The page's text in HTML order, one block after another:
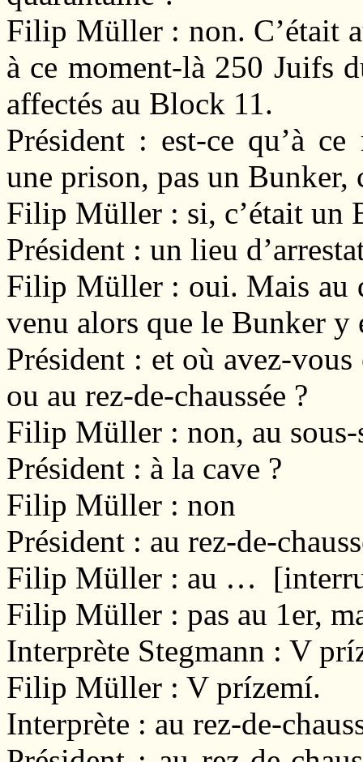
Filip Müller : non. C’était
à ce moment-là 250 Juifs
affectés au Block 11.
Président : est-ce qu’à
une prison, pas un Bunker,
Filip Müller : si, c’était un
Président : un lieu
Filip Müller : oui. Mais au
venu alors que le Bunker y
Président : et où avez-
ou au rez-de-chaussée ?
Filip Müller : non, au
Président : à la cave ?
Filip Müller : non
Président : au rez-de-
Filip Müller : au …
Filip Müller : pas au 1er,
Interprète Stegmann : V
Filip Müller : V prízemí.
Interprète : au rez-de-